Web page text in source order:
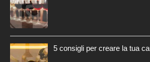
5 consigli per creare la tua